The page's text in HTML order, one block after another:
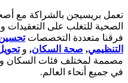
تعمل بريسيجن بالشراكة مع
الصحية للتغلب على التعقيدات
فرقنا متعددة التخصصاتتحسين
التنظيمي, صحة السكان, و
مصممة لمختلف فئات السكان
في جميع أنحاء العالم.